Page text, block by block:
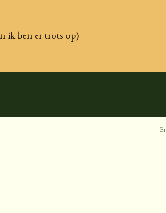
ik ben er trots op)